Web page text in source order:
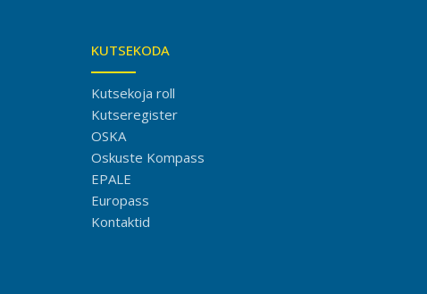
KUTSEKODA
Kutsekoja roll
Kutseregister
OSKA
Oskuste Kompass
EPALE
Europass
Kontaktid